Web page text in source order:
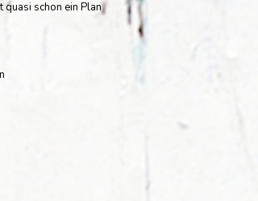
quasi schon ein Plan